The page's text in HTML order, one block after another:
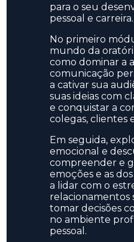
para o seu
pessoal e carreira.
No primeiro
mundo da
como dominar a
comunicação
a cativar sua
suas ideias com
e conquistar a
colegas, clientes
Em seguida,
emocional e
compreender e
emoções e as
a lidar com o
relacionamentos
tomar decisões
no ambiente
pessoal.